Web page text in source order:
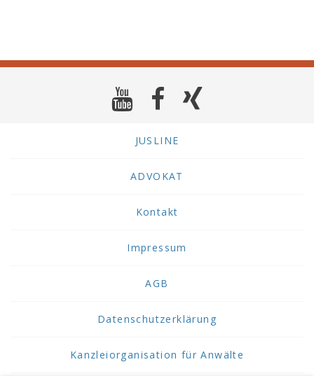
JUSLINE
ADVOKAT
Kontakt
Impressum
AGB
Datenschutzerklärung
Kanzleiorganisation für Anwälte